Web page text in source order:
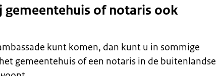
gemeentehuis of notaris ook
kunt komen, dan kunt u in sommige
gemeentehuis of een notaris in de buitenlandse